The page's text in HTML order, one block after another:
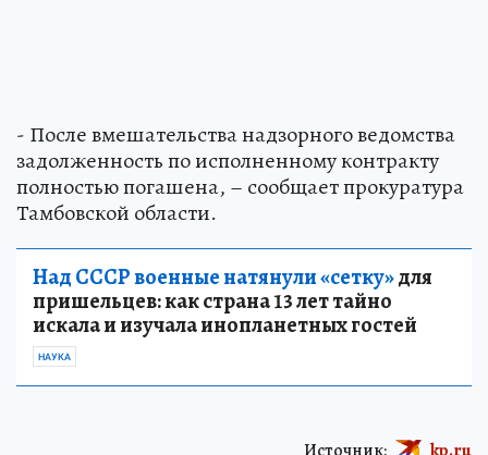
- После вмешательства надзорного ведомства
задолженность по исполненному контракту
полностью погашена, – сообщает прокуратура
Тамбовской области.
Над СССР военные натянули «сетку»для
пришельцев: как страна 13 лет тайно
искала и изучала инопланетных гостей
НАУКА